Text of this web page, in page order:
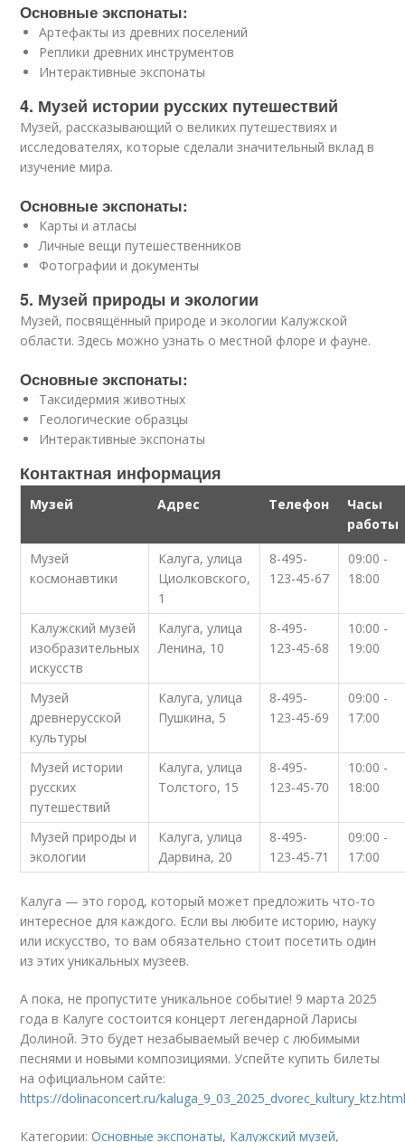
Основные экспонаты:
Артефакты из древних поселений
Реплики древних инструментов
Интерактивные экспонаты
4. Музей истории русских путешествий
Музей, рассказывающий о великих путешествиях и
исследователях, которые сделали значительный вклад в
изучение мира.
Основные экспонаты:
Карты и атласы
Личные вещи путешественников
Фотографии и документы
5. Музей природы и экологии
Музей, посвящённый природе и экологии Калужской
области. Здесь можно узнать о местной флоре и фауне.
Основные экспонаты:
Таксидермия животных
Геологические образцы
Интерактивные экспонаты
Контактная информация
Музей Адрес Телефон
Часы
работы
Музей
космонавтики
Калуга, улица
Циолковского,
1
8-495-
123-45-67
09:00 -
18:00
Калужский музей
изобразительных
искусств
Калуга, улица
Ленина, 10
8-495-
123-45-68
10:00 -
19:00
Музей
древнерусской
культуры
Калуга, улица
Пушкина, 5
8-495-
123-45-69
09:00 -
17:00
Музей истории
русских
путешествий
Калуга, улица
Толстого, 15
8-495-
123-45-70
10:00 -
18:00
Музей природы и
экологии
Калуга, улица
Дарвина, 20
8-495-
123-45-71
09:00 -
17:00
Калуга — это город, который может предложить что-то
интересное для каждого. Если вы любите историю, науку
или искусство, то вам обязательно стоит посетить один
из этих уникальных музеев.
А пока, не пропустите уникальное событие! 9 марта 2025
года в Калуге состоится концерт легендарной Ларисы
Долиной. Это будет незабываемый вечер с любимыми
песнями и новыми композициями. Успейте купить билеты
на официальном сайте:
https://dolinaconcert.ru/
Категории:Основные экспонаты, Калужский музей,